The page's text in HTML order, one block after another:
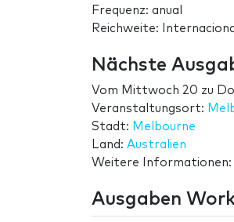
Frequenz: anual
Reichweite:
Nächste
Vom Mittwoch 20 zu
Veranstaltungsort:
Stadt: Melbourne
Land: Australien
Weitere Informationen:
Ausgaben